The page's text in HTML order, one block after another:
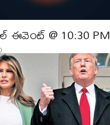
ఈవెంట్‌ @ 10:30 PM